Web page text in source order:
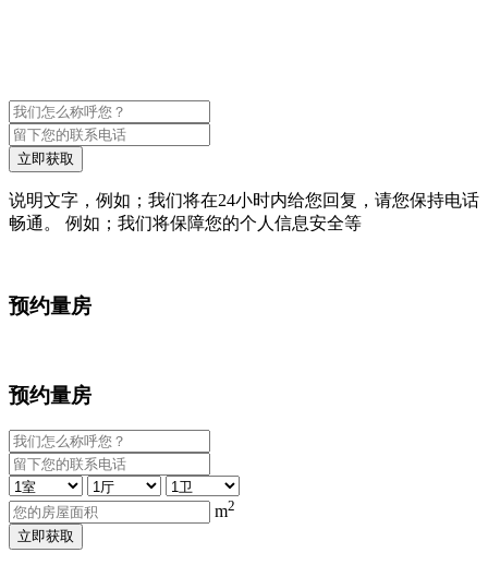
立即获取
说明文字，例如；我们将在24小时内给您回复，请您保持电话
畅通。 例如；我们将保障您的个人信息安全等
预约量房
预约量房
m2
立即获取